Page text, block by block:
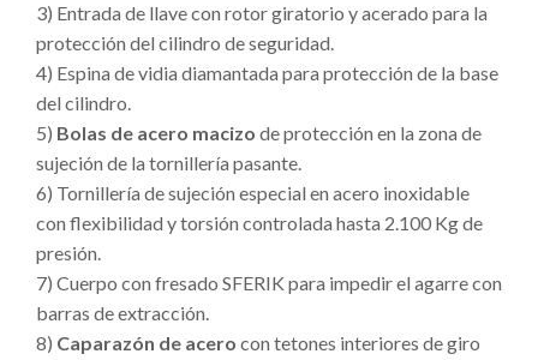
3) Entrada de llave con rotor giratorio y acerado para la
protección del cilindro de seguridad.
4) Espina de vidia diamantada para protección de la base
del cilindro.
5) Bolas de acero macizo de protección en la zona de
sujeción de la tornillería pasante.
6) Tornillería de sujeción especial en acero inoxidable
con flexibilidad y torsión controlada hasta 2.100 Kg de
presión.
7) Cuerpo con fresado SFERIK para impedir el agarre con
barras de extracción.
8) Caparazón de acero con tetones interiores de giro